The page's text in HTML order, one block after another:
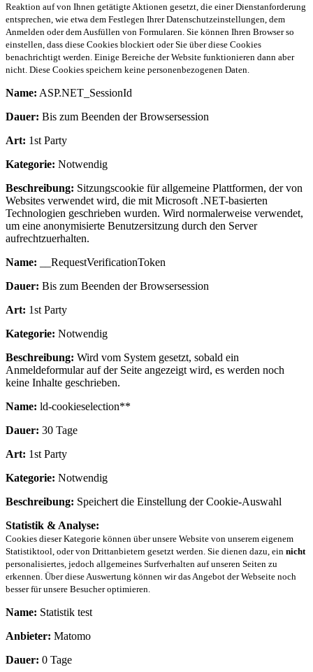
Reaktion auf von Ihnen getätigte Aktionen gesetzt, die einer Dienstanforderung
entsprechen, wie etwa dem Festlegen Ihrer Datenschutzeinstellungen, dem
Anmelden oder dem Ausfüllen von Formularen. Sie können Ihren Browser so
einstellen, dass diese Cookies blockiert oder Sie über diese Cookies
benachrichtigt werden. Einige Bereiche der Website funktionieren dann aber
nicht. Diese Cookies speichern keine personenbezogenen Daten.
Name: ASP.NET_SessionId
Dauer: Bis zum Beenden der Browsersession
Art: 1st Party
Kategorie: Notwendig
Beschreibung: Sitzungscookie für allgemeine Plattformen, der von
Websites verwendet wird, die mit Microsoft .NET-basierten
Technologien geschrieben wurden. Wird normalerweise verwendet,
um eine anonymisierte Benutzersitzung durch den Server
aufrechtzuerhalten.
Name: __RequestVerificationToken
Dauer: Bis zum Beenden der Browsersession
Art: 1st Party
Kategorie: Notwendig
Beschreibung: Wird vom System gesetzt, sobald ein
Anmeldeformular auf der Seite angezeigt wird, es werden noch
keine Inhalte geschrieben.
Name: ld-cookieselection**
Dauer: 30 Tage
Art: 1st Party
Kategorie: Notwendig
Beschreibung: Speichert die Einstellung der Cookie-Auswahl
Statistik & Analyse:
Cookies dieser Kategorie können über unsere Website von unserem eigenem
Statistiktool, oder von Drittanbietern gesetzt werden. Sie dienen dazu, ein nicht
personalisiertes, jedoch allgemeines Surfverhalten auf unseren Seiten zu
erkennen. Über diese Auswertung können wir das Angebot der Webseite noch
besser für unsere Besucher optimieren.
Name: Statistik test
Anbieter: Matomo
Dauer: 0 Tage